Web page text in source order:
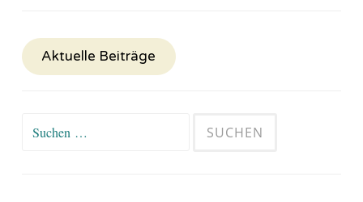
Aktuelle Beiträge
Suchen